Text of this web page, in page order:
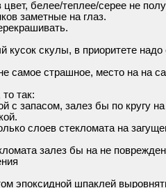
белее/теплее/серее не
заметные на глаз.
кусок скулы, в приоритете
самое страшное, место на на
так:
с запасом, залез бы по кругу
слоев стекломата на
залез бы на не
эпоксидной шпаклей